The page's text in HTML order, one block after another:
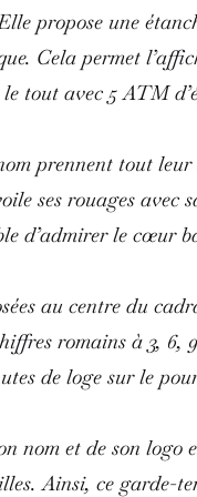
propose une
Cela permet
tout avec 5 ATM
prennent tout
ses rouages avec
d’admirer le cœur
au centre du
romains à 3, 6,
de loge sur le
nom et de son logo
Ainsi, ce garde-